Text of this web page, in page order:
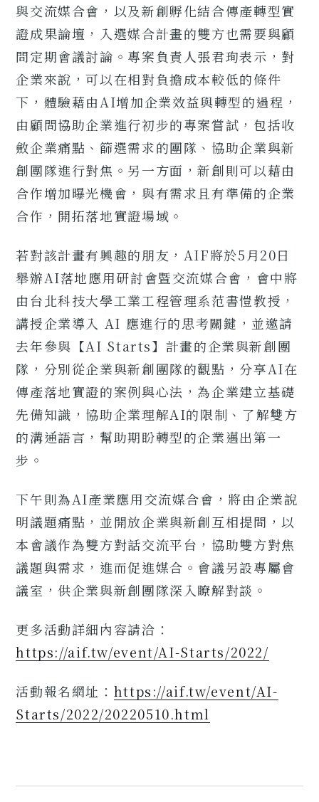
與交流媒合會，以及新創孵化結合傳產轉型實
證成果論壇，入選媒合計畫的雙方也需要與顧
問定期會議討論。專案負責人張君珣表示，對
企業來說，可以在相對負擔成本較低的條件
下，體驗藉由AI增加企業效益與轉型的過程，
由顧問協助企業進行初步的專案嘗試，包括收
斂企業痛點、篩選需求的團隊、協助企業與新
創團隊進行對焦。另一方面，新創則可以藉由
合作增加曝光機會，與有需求且有準備的企業
合作，開拓落地實證場域。
若對該計畫有興趣的朋友，AIF將於5月20日
舉辦AI落地應用研討會暨交流媒合會，會中將
由台北科技大學工業工程管理系范書愷教授，
講授企業導入 AI 應進行的思考關鍵，並邀請
去年參與【AI Starts】計畫的企業與新創團
隊，分別從企業與新創團隊的觀點，分享AI在
傳產落地實證的案例與心法，為企業建立基礎
先備知識，協助企業理解AI的限制、了解雙方
的溝通語言，幫助期盼轉型的企業邁出第一
步。
下午則為AI產業應用交流媒合會，將由企業說
明議題痛點，並開放企業與新創互相提問，以
本會議作為雙方對話交流平台，協助雙方對焦
議題與需求，進而促進媒合。會議另設專屬會
議室，供企業與新創團隊深入瞭解對談。
更多活動詳細內容請洽：
https://aif.tw/event/AI-Starts/2022/
活動報名網址： https://aif.tw/event/AI-
Starts/2022/20220510.html